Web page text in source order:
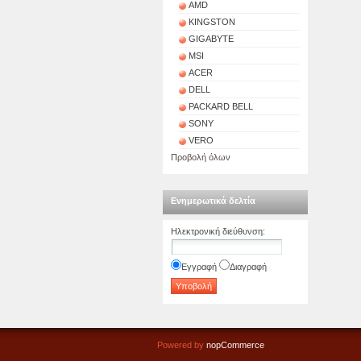
AMD
KINGSTON
GIGABYTE
MSI
ACER
DELL
PACKARD BELL
SONY
VERO
Προβολή όλων
Ενημερωτικά δελτία
Ηλεκτρονική διεύθυνση:
Εγγραφή Διαγραφή
Powered by nopCommerce